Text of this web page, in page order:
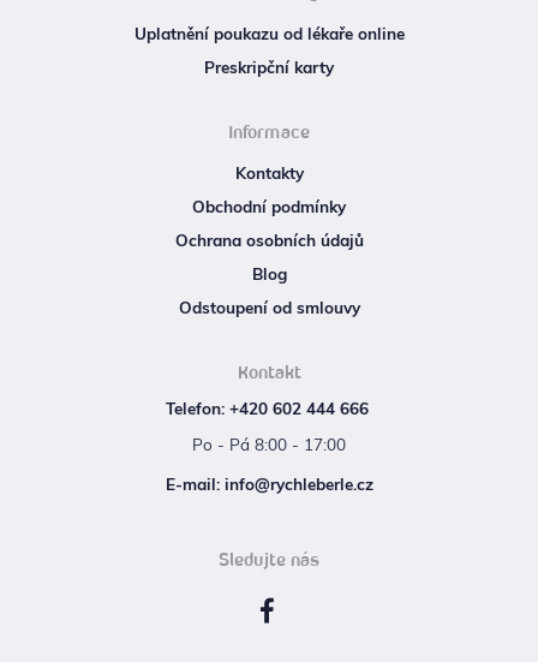
Uplatnění poukazu od lékaře online
Preskripční karty
Informace
Kontakty
Obchodní podmínky
Ochrana osobních údajů
Blog
Odstoupení od smlouvy
Kontakt
Telefon: +420 602 444 666
Po - Pá 8:00 - 17:00
E‑mail: info@rychleberle.cz
Sledujte nás